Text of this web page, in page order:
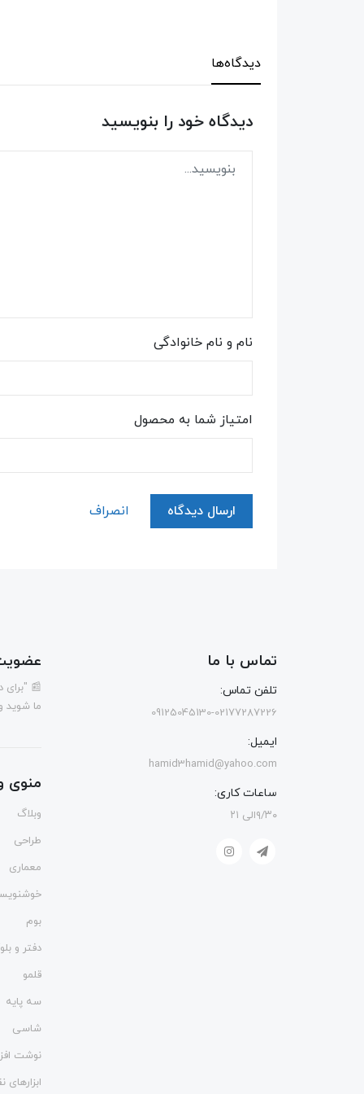
دیدگاه‌ها
دیدگاه خود را بنویسید
نام و نام خانوادگی
امتیاز شما به محصول
ارسال دیدگاه انصراف
تماس با ما
تلفن تماس:
09125045130-02177287226
ایمیل:
hamid3hamid@yahoo.com
ساعات کاری:
۹/۳۰الی ۲۱
📰 "برای
ما شوید
وبلاگ
طراحی
معماری
بوم
دفتر و
قلمو
سه پایه
شاسی
نوشت
ابزارهای